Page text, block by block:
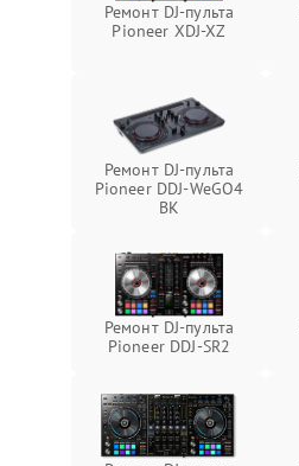
Ремонт DJ-пульта
Pioneer XDJ-XZ
Ремонт DJ-пульта
Pioneer DDJ-WeGO4
BK
Ремонт DJ-пульта
Pioneer DDJ-SR2